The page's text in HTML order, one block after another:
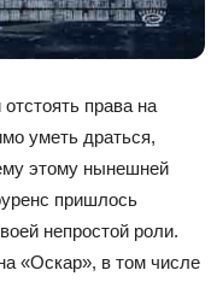
права на
уметь драться,
этому нынешней
пришлось
непростой роли.
«Оскар», в том числе